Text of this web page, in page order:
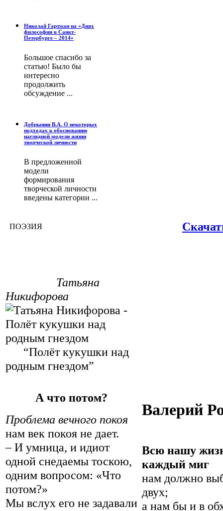
Николай Гартман на «Днях
философии в Санкт-
Петербурге – 2014»
Большое спасибо за
статью! Было бы
интересно
продолжить
обсуждение ...
Добрынин В.А. О некоторых
подходах к обоснованию
наглядной модели жизни
творческой личности
В предложенной
модели
формирования
творческой личности
введены категории ...
ПОЭЗИЯ
Валерий
Всю нашу
каждый миг
нам должно
двух;
а нам бы и в
Татьяна
Никифорова
“Полёт кукушки над
родным гнездом”
А что потом?
Проблема вечного покоя
нам век покоя не дает.
– И умница, и идиот
одной снедаемы тоскою,
одним вопросом: «Что
потом?»
Мы вслух его не задавали